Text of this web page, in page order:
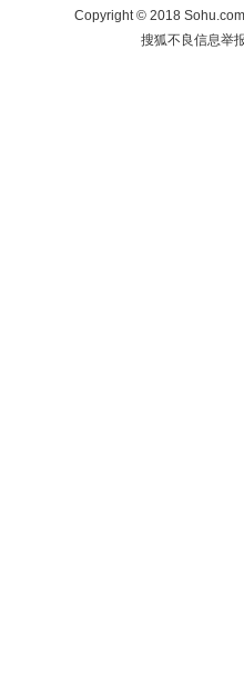
Copyright©2018
搜狐不良信息举